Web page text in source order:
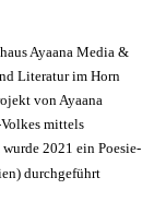
Ayaana Media &
Literatur im Horn
von Ayaana
mittels
2021 ein Poesie-
durchgeführt